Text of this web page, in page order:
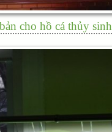
cho hồ cá thủy sinh